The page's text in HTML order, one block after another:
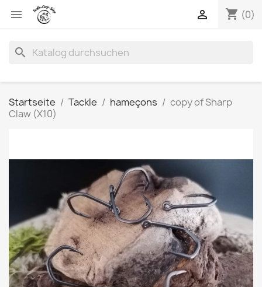
 shopping_cart (0)

search
Startseite Tackle hameçons
copy of Sharp
Claw (X10)